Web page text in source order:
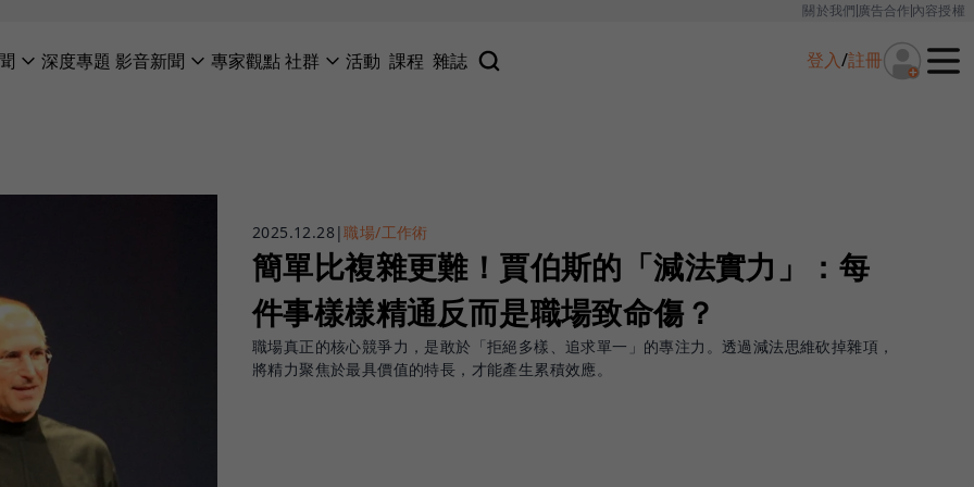
關於我們廣告合作內容授權
深度專題 影音新聞 專家觀點社群 活動 課程 雜誌 登入/註冊
2025.12.28|職場/工作術
簡單比複雜更難！賈伯斯的「減法實力」：每
件事樣樣精通反而是職場致命傷？
職場真正的核心競爭力，是敢於「拒絕多樣、追求單一」的專注力。透過減法思維砍掉雜項，
將精力聚焦於最具價值的特長，才能產生累積效應。